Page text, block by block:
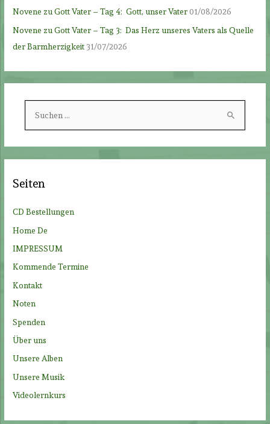
Novene zu Gott Vater – Tag 4: Gott, unser Vater01/08/2026
Novene zu Gott Vater – Tag 3: Das Herz unseres Vaters als Quelle
der Barmherzigkeit 31/07/2026
n
h
:
Seiten
CD Bestellungen
Home De
IMPRESSUM
Kommende Termine
Kontakt
Noten
Spenden
Über uns
Unsere Alben
Unsere Musik
Videolernkurs